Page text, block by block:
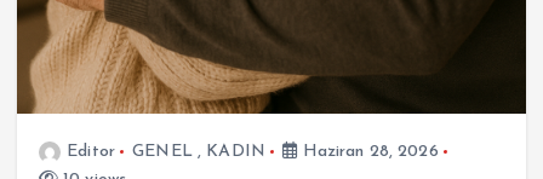
Editor GENEL, KADIN
Haziran 28, 2026